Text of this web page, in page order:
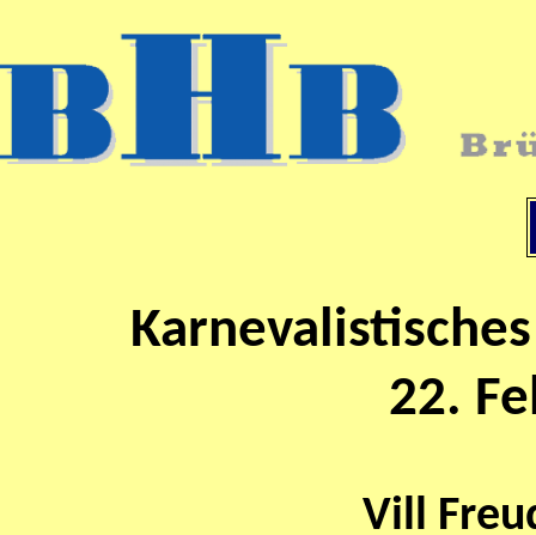
22.
Vill